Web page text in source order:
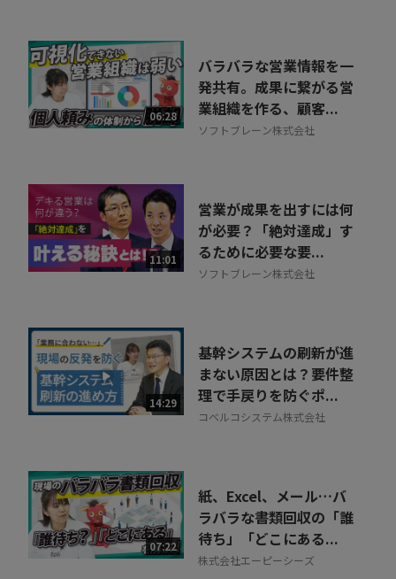
06:28
バラバラな営業情報を一
発共有。成果に繋がる営
業組織を作る、顧客...
ソフトブレーン株式会社
11:01
営業が成果を出すには何
が必要？「絶対達成」す
るために必要な要...
ソフトブレーン株式会社
14:29
基幹システムの刷新が進
まない原因とは？要件整
理で手戻りを防ぐポ...
コベルコシステム株式会社
07:22
紙、Excel、メール…バ
ラバラな書類回収の「誰
待ち」「どこにある...
株式会社エーピーシーズ